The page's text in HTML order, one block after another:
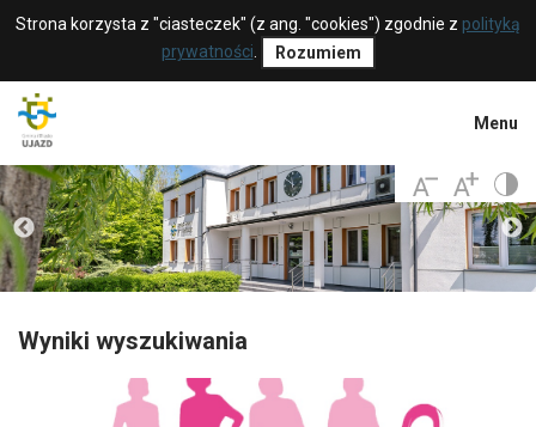
Strona korzysta z "ciasteczek" (z ang. "cookies") zgodnie z polityką
prywatności
Rozumiem
Menu
Wyniki wyszukiwania